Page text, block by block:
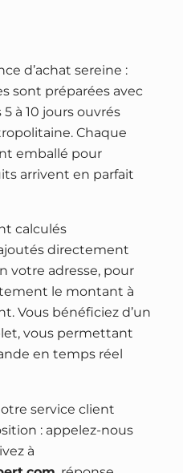
d’achat sereine :
sont préparées avec
à 10 jours ouvrés
Chaque
emballé pour
arrivent en parfait
calculés
directement
votre adresse, pour
le montant à
Vous bénéficiez d’un
vous permettant
en temps réel
service client
: appelez-nous
à